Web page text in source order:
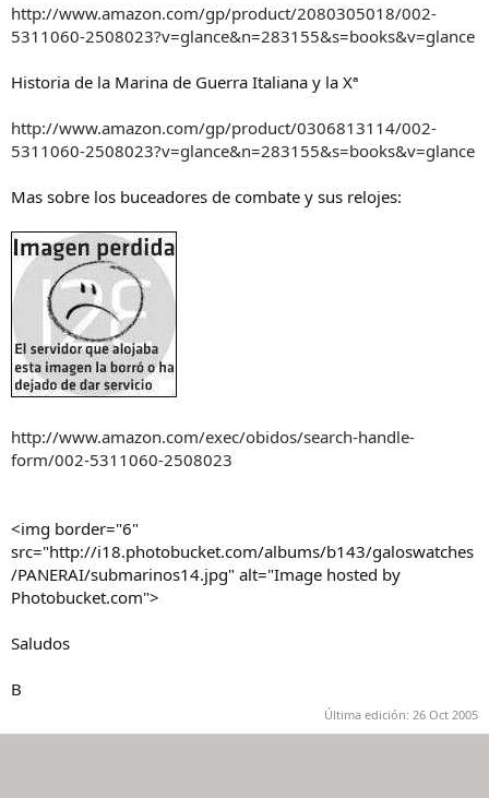
http://www.amazon.com/gp/product/2080305018/002-
5311060-2508023?v=glance&n=283155&s=books&v=glance
Historia de la Marina de Guerra Italiana y la Xª
http://www.amazon.com/gp/product/0306813114/002-
5311060-2508023?v=glance&n=283155&s=books&v=glance
Mas sobre los buceadores de combate y sus relojes:
http://www.amazon.com/exec/obidos/search-handle-
form/002-5311060-2508023
<img border="6"
src="http://i18.photobucket.com/albums/b143/galoswatches
/PANERAI/submarinos14.jpg" alt="Image hosted by
Photobucket.com">
Saludos
B
Última edición: 26 Oct 2005